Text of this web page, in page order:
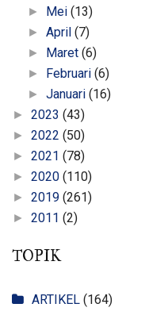
► Mei(13)
►April(7)
► Maret(6)
► Februari(6)
►Januari(16)
► 2023 (43)
► 2022 (50)
► 2021 (78)
► 2020 (110)
► 2019 (261)
► 2011 (2)
TOPIK
ARTIKEL (164)